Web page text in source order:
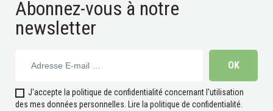
Abonnez-vous à notre
newsletter
J'accepte la politique de confidentialité concernant l'utilisation
des mes données personnelles. Lire la politique de confidentialité.